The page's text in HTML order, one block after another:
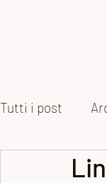
Tutti i post
Collezioni